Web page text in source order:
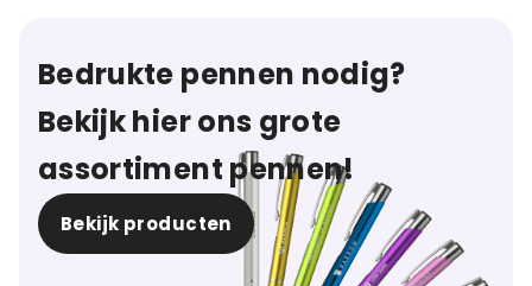
Bedrukte pennen nodig?
Bekijk hier ons grote
assortiment pennen!
Bekijk producten